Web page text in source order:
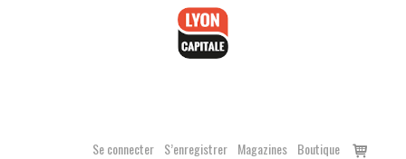
Se connecter S’enregistrer Magazines Boutique
Voir